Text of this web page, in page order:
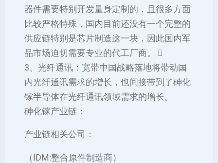
器件需要特别开发量身定制的，且很多方面
比较严格特殊，国内目前还没有一个完整的
供应链特别是芯片制造这一块，因此国内军
品市场迫切需要专业的代工厂商。 
3、光纤通讯：宽带中国战略落地将带动国
内光纤通讯需求的增长，也间接带到了砷化
镓半导体在光纤通讯领域需求的增长。
砷化镓产业链：
产业链相关公司：
（IDM:整合原件制造商）